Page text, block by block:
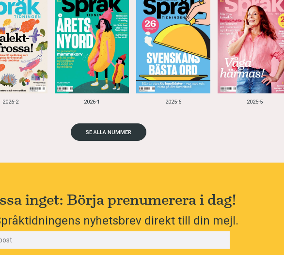
2026-2 2026-1 2025-6 2025-5
SE ALLA NUMMER
inget: Börja prenumerera i dag!
nyhetsbrev direkt till din mejl.